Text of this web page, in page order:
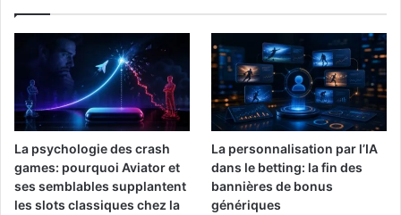
La psychologie des crash
games: pourquoi Aviator et
ses semblables supplantent
les slots classiques chez la
La personnalisation par l’IA
dans le betting: la fin des
bannières de bonus
génériques